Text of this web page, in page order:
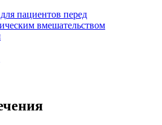
пациентов перед
вмешательством